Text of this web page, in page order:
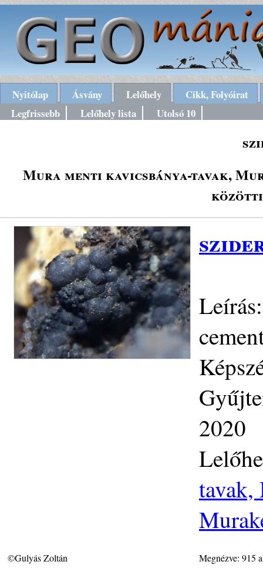
Nyitólap Ásvány Lelőhely
Cikk, Folyóirat
Legfrissebb
Lelőhely lista Utolsó 10
Mura menti kavicsbánya-tavak,
közötti
2020
tavak,
©Gulyás Zoltán Megnézve: 915